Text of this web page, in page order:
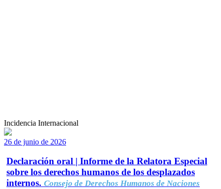
Incidencia Internacional
26 de junio de 2026
Declaración oral | Informe de la Relatora Especial
sobre los derechos humanos de los desplazados
internos. Consejo de Derechos Humanos de Naciones